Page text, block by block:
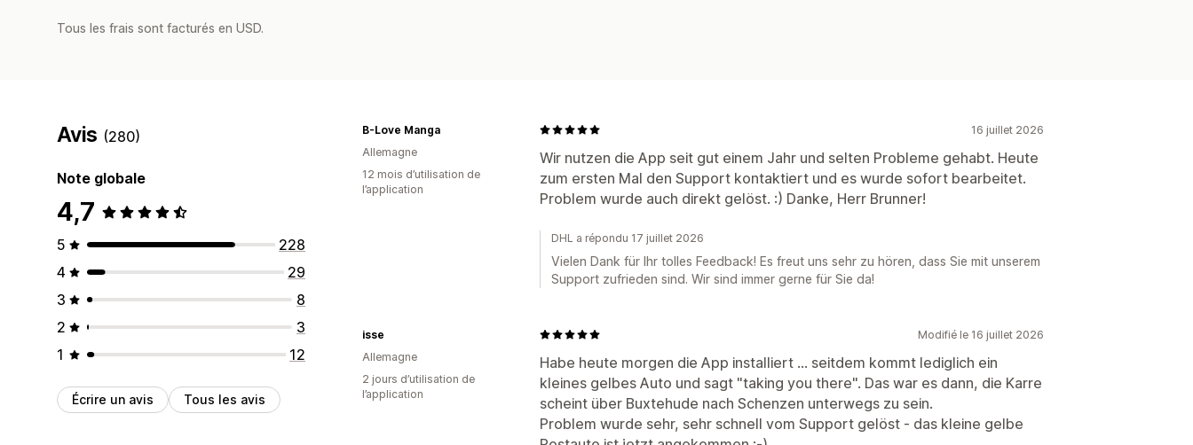
Tous les frais sont facturés en USD.
Avis (280)
Note globale
4,7
5
228
4
29
3
8
2
3
1
12
Écrire un avis Tous les avis
16 juillet 2026
Wir nutzen die App seit gut einem Jahr und selten Probleme gehabt. Heute
zum ersten Mal den Support kontaktiert und es wurde sofort bearbeitet.
Problem wurde auch direkt gelöst. :) Danke, Herr Brunner!
B-Love Manga
Allemagne
12 mois d’utilisation de
l’application
DHL a répondu 17 juillet 2026
Vielen Dank für Ihr tolles Feedback! Es freut uns sehr zu hören, dass Sie mit unserem
Support zufrieden sind. Wir sind immer gerne für Sie da!
Modifié le 16 juillet 2026
Habe heute morgen die App installiert ... seitdem kommt lediglich ein
kleines gelbes Auto und sagt "taking you there". Das war es dann, die Karre
scheint über Buxtehude nach Schenzen unterwegs zu sein.
Problem wurde sehr, sehr schnell vom Support gelöst - das kleine gelbe
isse
Allemagne
2 jours d’utilisation de
l’application